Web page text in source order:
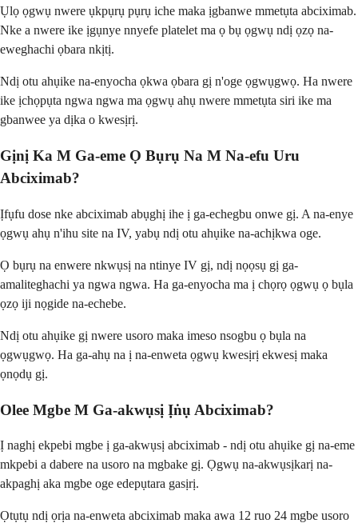
Ụlọ ọgwụ nwere ụkpụrụ pụrụ iche maka ịgbanwe mmetụta abciximab.
Nke a nwere ike ịgụnye nnyefe platelet ma ọ bụ ọgwụ ndị ọzọ na-
eweghachi ọbara nkịtị.
Ndị otu ahụike na-enyocha ọkwa ọbara gị n'oge ọgwụgwọ. Ha nwere
ike ịchọpụta ngwa ngwa ma ọgwụ ahụ nwere mmetụta siri ike ma
gbanwee ya dịka o kwesịrị.
Gịnị Ka M Ga-eme Ọ Bụrụ Na M Na-efu Uru
Abciximab?
Ịfụfu dose nke abciximab abụghị ihe ị ga-echegbu onwe gị. A na-enye
ọgwụ ahụ n'ihu site na IV, yabụ ndị otu ahụike na-achịkwa oge.
Ọ bụrụ na enwere nkwụsị na ntinye IV gị, ndị nọọsụ gị ga-
amaliteghachi ya ngwa ngwa. Ha ga-enyocha ma ị chọrọ ọgwụ ọ bụla
ọzọ iji nọgide na-echebe.
Ndị otu ahụike gị nwere usoro maka imeso nsogbu ọ bụla na
ọgwụgwọ. Ha ga-ahụ na ị na-enweta ọgwụ kwesịrị ekwesị maka
ọnọdụ gị.
Olee Mgbe M Ga-akwụsị Ịṅụ Abciximab?
Ị naghị ekpebi mgbe ị ga-akwụsị abciximab - ndị otu ahụike gị na-eme
mkpebi a dabere na usoro na mgbake gị. Ọgwụ na-akwụsịkarị na-
akpaghị aka mgbe oge edepụtara gasịrị.
Ọtụtụ ndị ọrịa na-enweta abciximab maka awa 12 ruo 24 mgbe usoro